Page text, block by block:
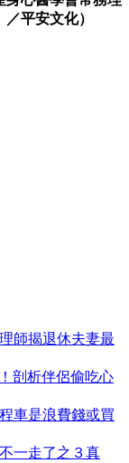
平安文化）
師揭退休夫妻最
剖析伴侶偷吃心
車是浪費錢或買
一走了之３真